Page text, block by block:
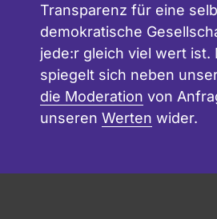
Transparenz für eine
demokratische
jede:r gleich viel wert ist.
spiegelt sich neben
die Moderation von
unseren Werten wider.